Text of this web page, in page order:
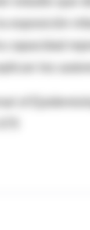
capacidad
of